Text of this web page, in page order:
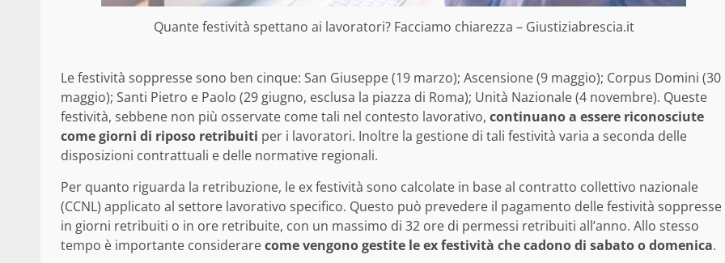
Quante festività spettano ai lavoratori? Facciamo chiarezza – Giustiziabrescia.it
Le festività soppresse sono ben cinque: San Giuseppe (19 marzo); Ascensione (9 maggio); Corpus Domini (30
maggio); Santi Pietro e Paolo (29 giugno, esclusa la piazza di Roma); Unità Nazionale (4 novembre). Queste
festività, sebbene non più osservate come tali nel contesto lavorativo, continuano a essere riconosciute
come giorni di riposo retribuiti per i lavoratori. Inoltre la gestione di tali festività varia a seconda delle
disposizioni contrattuali e delle normative regionali.
Per quanto riguarda la retribuzione, le ex festività sono calcolate in base al contratto collettivo nazionale
(CCNL) applicato al settore lavorativo specifico. Questo può prevedere il pagamento delle festività soppresse
in giorni retribuiti o in ore retribuite, con un massimo di 32 ore di permessi retribuiti all’anno. Allo stesso
tempo è importante considerarecome vengono gestite le ex festività che cadono di sabato o domenica.